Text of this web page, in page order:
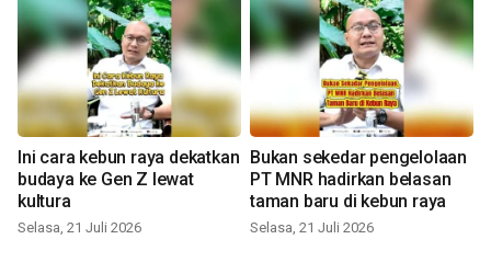
Ini cara kebun raya dekatkan
budaya ke Gen Z lewat
kultura
Selasa, 21 Juli 2026
Bukan sekedar pengelolaan
PT MNR hadirkan belasan
taman baru di kebun raya
Selasa, 21 Juli 2026